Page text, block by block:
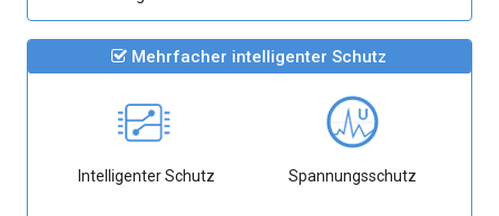
Mehrfacher intelligenter Schutz
Intelligenter Schutz Spannungsschutz